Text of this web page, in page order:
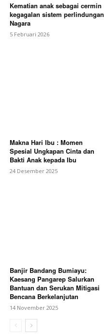
Kematian anak sebagai cermin
kegagalan sistem perlindungan
Nagara
5 Februari 2026
Makna Hari Ibu : Momen
Spesial Ungkapan Cinta dan
Bakti Anak kepada Ibu
24 Desember 2025
Banjir Bandang Bumiayu:
Kaesang Pangarep Salurkan
Bantuan dan Serukan Mitigasi
Bencana Berkelanjutan
14 November 2025